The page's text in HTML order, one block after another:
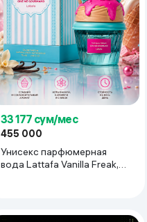
Очки виртуальной реальности
Умные очки
33 177 сум/мес
455 000
Унисекс парфюмерная
вода Lattafa Vanilla Freak,